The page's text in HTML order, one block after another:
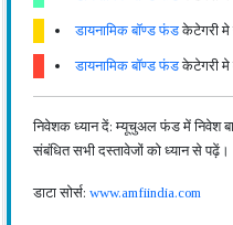
डायनामिक बॉण्ड फंडकेटेगरी मे
डायनामिक बॉण्ड फंडकेटेगरी मे
निवेशक ध्यान दें: म्यूचुअल फंड में निवेश
संबंधित सभी दस्तावेजों को ध्यान से पढ़ें।
डाटा सोर्स: www.amfiindia.com